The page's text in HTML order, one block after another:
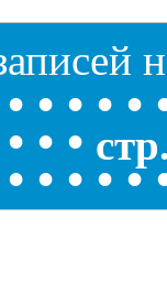
• • • • •
• • •
• • • ••